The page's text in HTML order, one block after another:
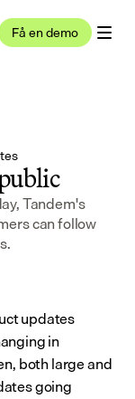
Få en demo
Tandem's
can follow
updates
in
both large and
going